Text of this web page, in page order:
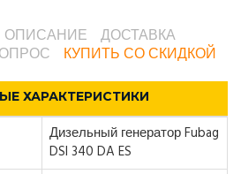
ОПИСАНИЕ
ДОСТАВКА
КУПИТЬ СО СКИДКОЙ
ХАРАКТЕРИСТИКИ
Дизельный генератор Fubag
DSI 340 DA ES